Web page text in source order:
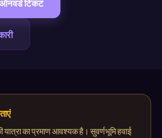
टिकट
का प्रमाण आवश्यक है। सुवर्णभूमि हवाई